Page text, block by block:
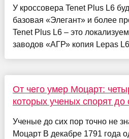
У кроссовера Tenet Plus L6
базовая «Элегант» и более
Tenet Plus L6 – это
заводов «АГР» копия Lepas
От чего умер Моцарт:
которых ученых спорят до
Ученые до сих пор точно не
Моцарт В декабре 1791 года